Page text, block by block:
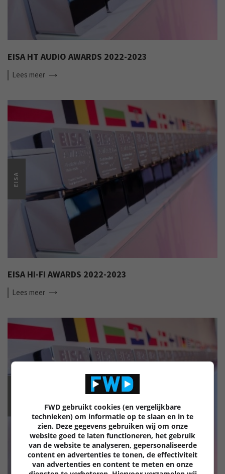
EISA HT AUDIO AWARDS 2022-2023
Lees meer
EISA
EISA HI-FI AWARDS 2022-2023
Lees meer
FWD gebruikt cookies (en vergelijkbare
technieken) om informatie op te slaan en in te
zien. Deze gegevens gebruiken wij om onze
website goed te laten functioneren, het gebruik
van de website te analyseren, gepersonaliseerde
content en advertenties te tonen, de effectiviteit
van advertenties en content te meten en onze